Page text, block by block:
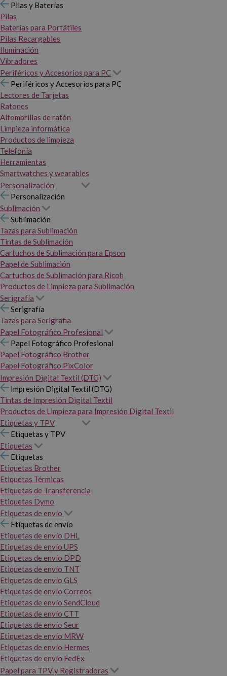
Pilas y Baterías
Pilas
Baterías para Portátiles
Pilas Recargables
Iluminación
Vibradores
Periféricos y Accesorios para PC
Periféricos y Accesorios para PC
Lectores de Tarjetas
Ratones
Alfombrillas de ratón
Limpieza informática
Productos de limpieza
Telefonía
Herramientas
Smartwatches y wearables
Personalización
Personalización
Sublimación
Sublimación
Tazas para Sublimación
Tintas de Sublimación
Cartuchos de Sublimación para Epson
Papel de Sublimación
Cartuchos de Sublimación para Ricoh
Productos de Limpieza para Sublimación
Serigrafía
Serigrafía
Tazas para Serigrafia
Papel Fotográfico Profesional
Papel Fotográfico Profesional
Papel Fotográfico Brother
Papel Fotográfico PixColor
Impresión Digital Textil (DTG)
Impresión Digital Textil (DTG)
Tintas de Impresión Digital Textil
Productos de Limpieza para Impresión Digital Textil
Etiquetas y TPV
Etiquetas y TPV
Etiquetas
Etiquetas
Etiquetas Brother
Etiquetas Térmicas
Etiquetas de Transferencia
Etiquetas Dymo
Etiquetas de envío
Etiquetas de envío
Etiquetas de envío DHL
Etiquetas de envío UPS
Etiquetas de envío DPD
Etiquetas de envío TNT
Etiquetas de envío GLS
Etiquetas de envío Correos
Etiquetas de envío SendCloud
Etiquetas de envío CTT
Etiquetas de envío Seur
Etiquetas de envío MRW
Etiquetas de envío Hermes
Etiquetas de envío FedEx
Papel para TPV y Registradoras